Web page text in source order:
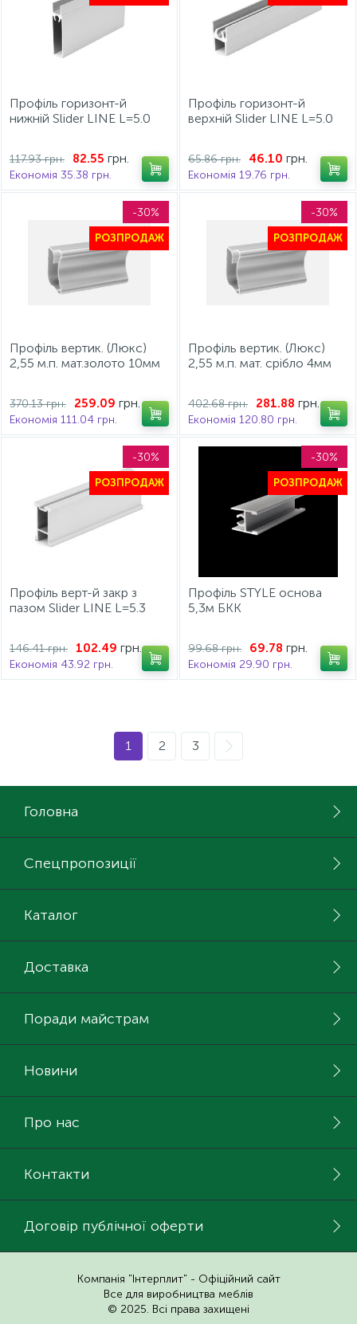
Профіль горизонт-й
нижній Slider LINE L=5.0
82.55 грн.
117.93 грн.
Економія 35.38 грн.
Профіль горизонт-й
верхній Slider LINE L=5.0
46.10 грн.
65.86 грн.
Економія 19.76 грн.
-30%
РОЗПРОДАЖ
Профіль вертик. (Люкс)
2,55 м.п. мат.золото 10мм
259.09 грн.
370.13 грн.
Економія 111.04 грн.
-30%
РОЗПРОДАЖ
Профіль вертик. (Люкс)
2,55 м.п. мат. срібло 4мм
281.88 грн.
402.68 грн.
Економія 120.80 грн.
-30%
РОЗПРОДАЖ
Профіль верт-й закр з
пазом Slider LINE L=5.3
102.49 грн.
146.41 грн.
Економія 43.92 грн.
-30%
РОЗПРОДАЖ
Профіль STYLE основа
5,3м БКК
69.78 грн.
99.68 грн.
Економія 29.90 грн.
1 2 3
Головна
Спецпропозиції
Каталог
Доставка
Поради майстрам
Новини
Про нас
Контакти
Договір публічної оферти
Компанія "Інтерплит" - Офіційний сайт
Все для виробництва меблів
© 2025. Всі права захищені